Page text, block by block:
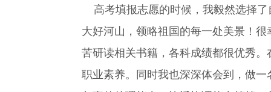
高考填报志愿的时候，我毅然选择了
大好河山，领略祖国的每一处美景！
苦研读相关书籍，各科成绩都很优秀
职业素养。同时我也深深体会到，做